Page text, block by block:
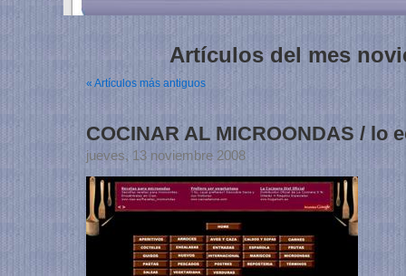
Artículos del mes
« Artículos más antiguos
COCINAR AL MICROONDAS / lo
jueves, 13 noviembre 2008